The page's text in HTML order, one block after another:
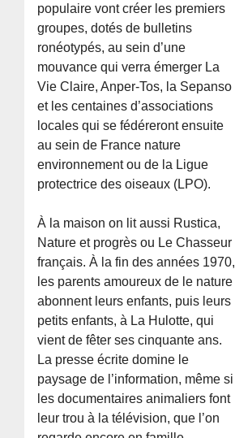
populaire vont créer les premiers
groupes, dotés de bulletins
ronéotypés, au sein d’une
mouvance qui verra émerger La
Vie Claire, Anper-Tos, la Sepanso
et les centaines d’associations
locales qui se fédéreront ensuite
au sein de France nature
environnement ou de la Ligue
protectrice des oiseaux (LPO).
À la maison on lit aussi Rustica,
Nature et progrès ou Le Chasseur
français. À la fin des années 1970,
les parents amoureux de le nature
abonnent leurs enfants, puis leurs
petits enfants, à La Hulotte, qui
vient de fêter ses cinquante ans.
La presse écrite domine le
paysage de l’information, même si
les documentaires animaliers font
leur trou à la télévision, que l’on